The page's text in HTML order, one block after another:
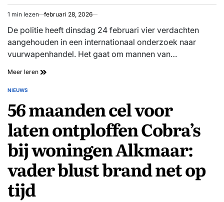
Geschatte
leestijd
1 min lezen februari 28, 2026
De politie heeft dinsdag 24 februari vier verdachten
aangehouden in een internationaal onderzoek naar
vuurwapenhandel. Het gaat om mannen van…
Meer leren Vier
internationale
wapenhandel:
op
in
ruimtes
haven
GEPLAATST
NIEUWS
56 maanden cel voor
laten ontploffen Cobra’s
bij woningen Alkmaar:
vader blust brand net op
tijd